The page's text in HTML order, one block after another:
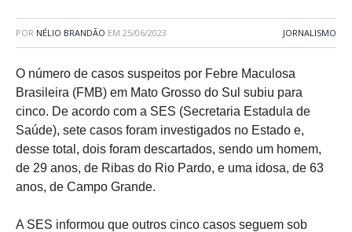
POR NÉLIO BRANDÃO EM 25/06/2023 JORNALISMO
O número de casos suspeitos por Febre Maculosa
Brasileira (FMB) em Mato Grosso do Sul subiu para
cinco. De acordo com a SES (Secretaria Estadula de
Saúde), sete casos foram investigados no Estado e,
desse total, dois foram descartados, sendo um homem,
de 29 anos, de Ribas do Rio Pardo, e uma idosa, de 63
anos, de Campo Grande.
A SES informou que outros cinco casos seguem sob